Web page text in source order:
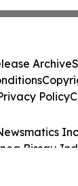
Bissau
Archive
Policy